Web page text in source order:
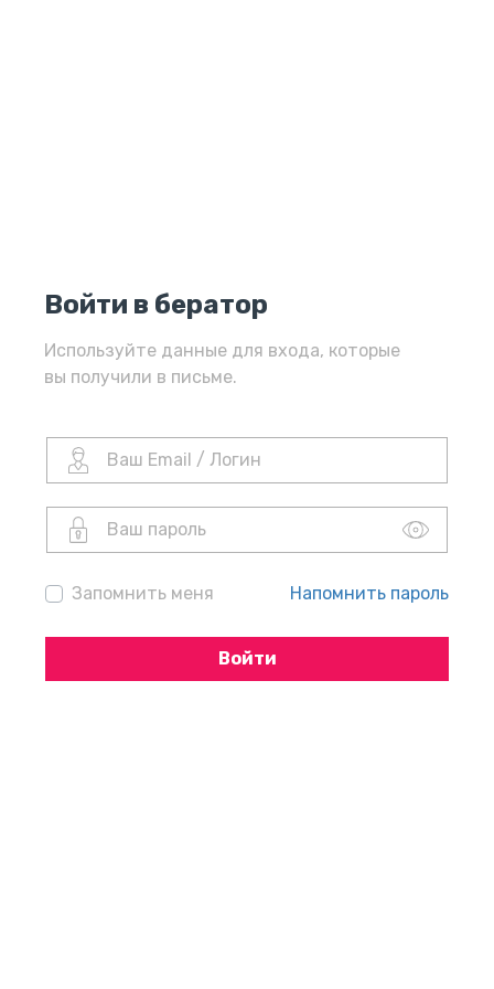
Войти в бератор
Используйте данные для входа, которые
вы получили в письме.
Запомнить меня Напомнить пароль